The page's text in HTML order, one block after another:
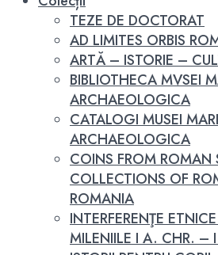
TEZE DE DOCTORAT
AD LIMITES ORBIS
ARTĂ – ISTORIE –
BIBLIOTHECA MVSEI
ARCHAEOLOGICA
CATALOGI MUSEI
ARCHAEOLOGICA
COINS FROM ROMAN
COLLECTIONS OF
ROMANIA
INTERFERENŢE
MILENIILE I A. CHR. –